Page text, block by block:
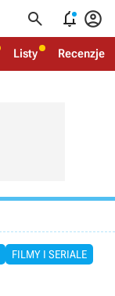
  
Listy Recenzje
FILMY I SERIALE